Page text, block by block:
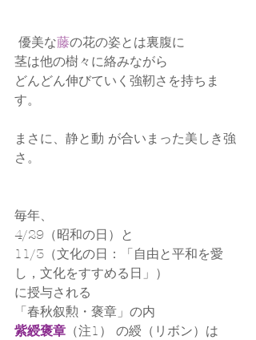
優美な藤の花の姿とは裏腹に
茎は他の樹々に絡みながら
どんどん伸びていく強靭さを持ちま
す。
まさに、静と動 が合いまった美しき強
さ。
毎年、
4/29（昭和の日）と
11/3（文化の日：「自由と平和を愛
し，文化をすすめる日」）
に授与される
「春秋叙勲・褒章」の内
紫綬褒章 （注1） の綬（リボン）は